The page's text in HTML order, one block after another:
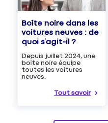
Boîte noire dans les
voitures neuves : de
quoi s’agit-il ?
Depuis juillet 2024, une
boîte noire équipe
toutes les voitures
neuves.
Tout savoir